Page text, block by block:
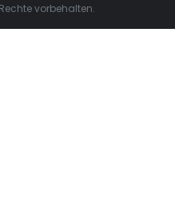
vorbehalten.